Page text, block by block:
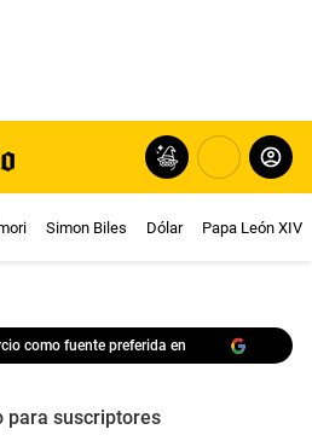
Simon Biles Dólar Papa León XIV
como fuente preferida en
para suscriptores